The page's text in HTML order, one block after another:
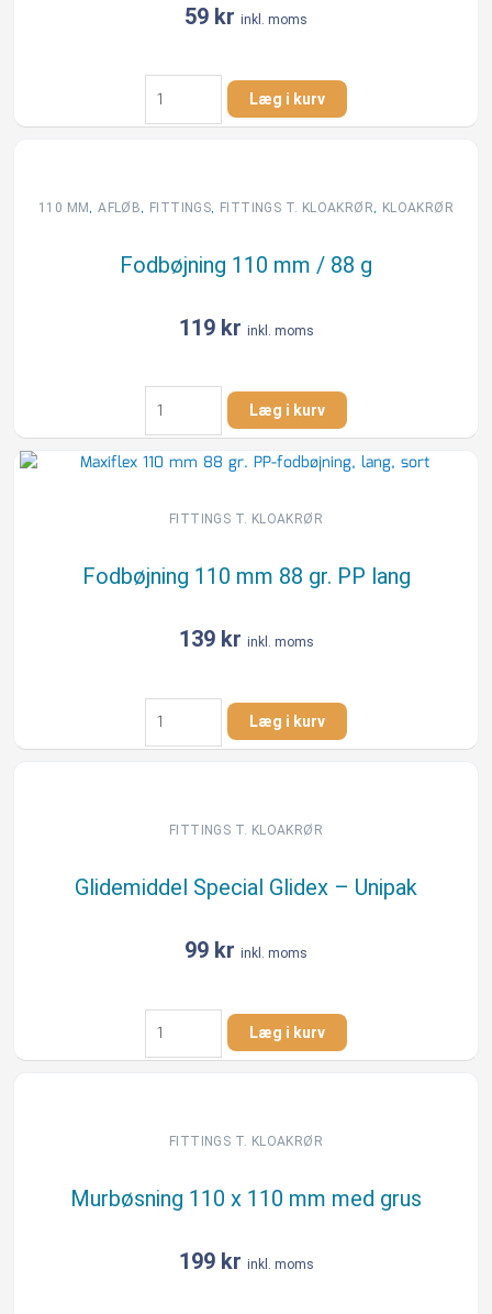
59 kr inkl. moms
Super
Glidex
glidemiddel
børstetube
Læg i kurv
110 MM,AFLØB, FITTINGS, FITTINGS T. KLOAKRØR, KLOAKRØR
Fodbøjning 110 mm / 88 g
119 kr inkl. moms
Fodbøjning
110
mm
/
Læg i kurv
FITTINGS T. KLOAKRØR
Fodbøjning 110 mm 88 gr. PP lang
139 kr inkl. moms
Fodbøjning
110
mm
antal
Læg i kurv
FITTINGS T. KLOAKRØR
Glidemiddel Special Glidex – Unipak
99 kr inkl. moms
Glidemiddel
Special
Glidex
antal
Læg i kurv
FITTINGS T. KLOAKRØR
Murbøsning 110 x 110 mm med grus
199 kr inkl. moms